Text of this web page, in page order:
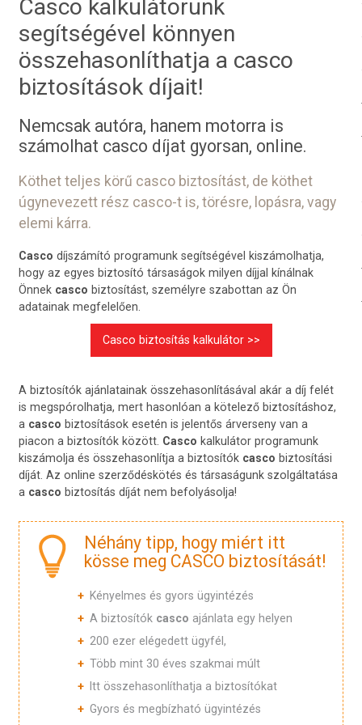
Casco kalkulátorunk
segítségével könnyen
összehasonlíthatja a casco
biztosítások díjait!
Nemcsak autóra, hanem motorra is
számolhat casco díjat gyorsan, online.
Köthet teljes körű casco biztosítást, de köthet
úgynevezett rész casco-t is, törésre, lopásra, vagy
elemi kárra.
Casco díjszámító programunk segítségével kiszámolhatja,
hogy az egyes biztosító társaságok milyen díjjal kínálnak
Önnek casco biztosítást, személyre szabottan az Ön
adatainak megfelelően.
Casco biztosítás kalkulátor >>
A biztosítók ajánlatainak összehasonlításával akár a díj felét
is megspórolhatja, mert hasonlóan a kötelező biztosításhoz,
a casco biztosítások esetén is jelentős árverseny van a
piacon a biztosítók között. Casco kalkulátor programunk
kiszámolja és összehasonlítja a biztosítók casco biztosítási
díját. Az online szerződéskötés és társaságunk szolgáltatása
a casco biztosítás díját nem befolyásolja!
Néhány tipp, hogy miért itt
kösse meg CASCO biztosítását!
Kényelmes és gyors ügyintézés
A biztosítók casco ajánlata egy helyen
200 ezer elégedett ügyfél,
Több mint 30 éves szakmai múlt
Itt összehasonlíthatja a biztosítókat
Gyors és megbízható ügyintézés